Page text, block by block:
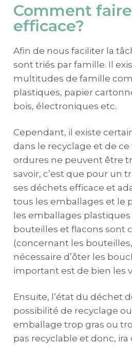
Comment
efficace?
Afin de nous faciliter la
sont triés par famille. Il
multitudes de famille
plastiques, papier
bois, électroniques etc.
Cependant, il existe
dans le recyclage et de
ordures ne peuvent être
savoir, c’est que pour un
ses déchets efficace et
tous les emballages et le
les emballages plastiques
bouteilles et flacons sont
(concernant les bouteilles,
nécessaire d’ôter les
important est de bien les
Ensuite, l’état du déchet
possibilité de recyclage
emballage trop gras ou
pas recyclable et donc,